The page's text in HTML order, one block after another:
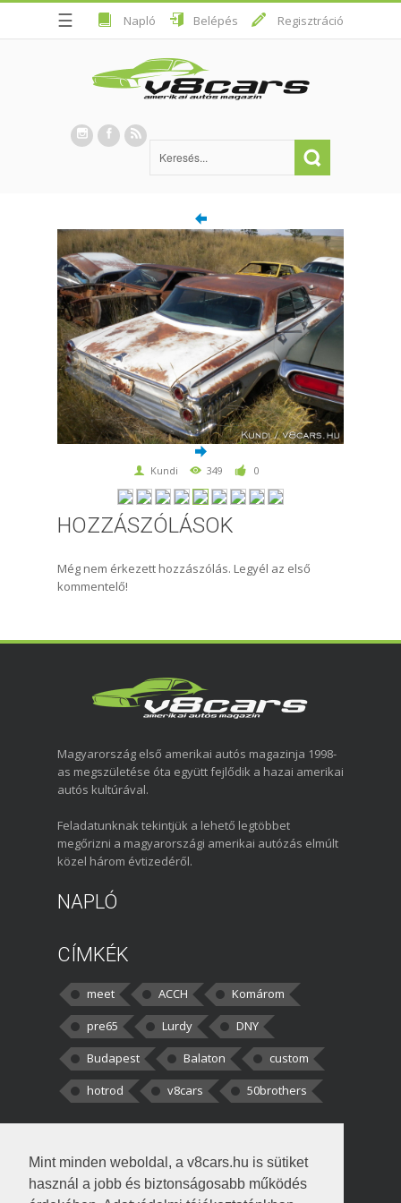
Mint minden weboldal, a v8cars.hu is sütiket
használ a jobb és biztonságosabb működés
☰ Napló Belépés Regisztráció
Kundi 349 0
HOZZÁSZÓLÁSOK
Még nem érkezett hozzászólás. Legyél az első
kommentelő!
Magyarország első amerikai autós magazinja 1998-
as megszületése óta együtt fejlődik a hazai amerikai
autós kultúrával.
Feladatunknak tekintjük a lehető legtöbbet
megőrizni a magyarországi amerikai autózás elmúlt
közel három évtizedéről.
NAPLÓ
CÍMKÉK
meet ACCH
Komárom
pre65
Lurdy
DNY
Budapest
Balaton
custom
hotrod
v8cars 50brothers
kortisz:Elszúrtam! Én csak két
darabbaal számoltam. Nem tudtam, hogy fél autót,